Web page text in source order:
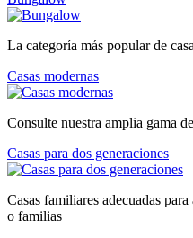
La categoría más popular de
Casas modernas
Consulte nuestra amplia gama
Casas para dos generaciones
Casas familiares adecuadas
o familias